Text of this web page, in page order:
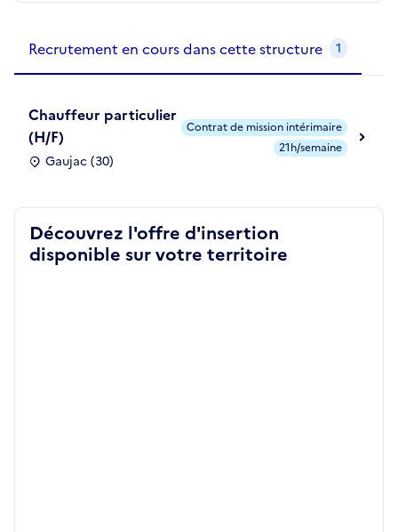
Recrutement en cours dans cette structure 1
Chauffeur particulier
(H/F)
Gaujac (30)
Contrat de mission intérimaire
21h/semaine
Découvrez l'offre d'insertion
disponible sur votre territoire